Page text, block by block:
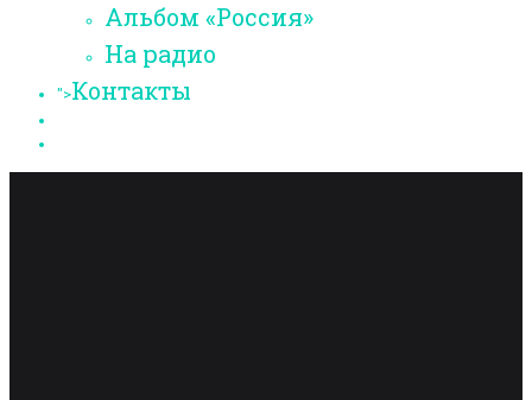
Альбом «Россия»
На радио
">Контакты